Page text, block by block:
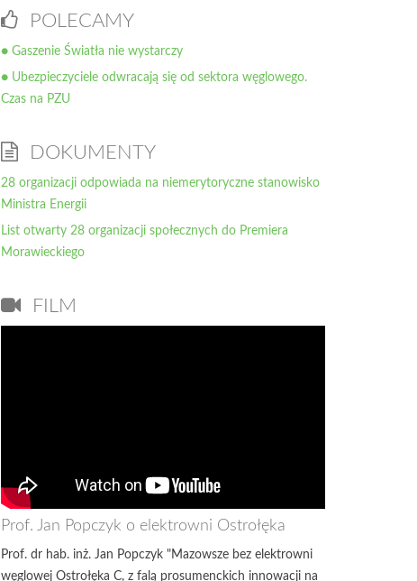
POLECAMY
● Gaszenie Światła nie wystarczy
● Ubezpieczyciele odwracają się od sektora węglowego.
Czas na PZU
DOKUMENTY
28 organizacji odpowiada na niemerytoryczne stanowisko
Ministra Energii
List otwarty 28 organizacji społecznych do Premiera
Morawieckiego
FILM
Prof. Jan Popczyk o elektrowni Ostrołęka
Prof. dr hab. inż. Jan Popczyk "Mazowsze bez elektrowni
węglowej Ostrołęka C, z falą prosumenckich innowacji na